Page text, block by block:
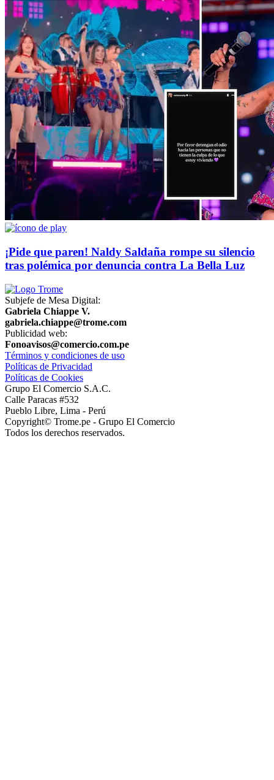
¡Pide que paren! Naldy Saldaña rompe su silencio
tras polémica por denuncia contra La Bella Luz
Subjefe de Mesa Digital:
Gabriela Chiappe V.
gabriela.chiappe@trome.com
Publicidad web:
Fonoavisos@comercio.com.pe
Términos y condiciones de uso
Políticas de Privacidad
Políticas de Cookies
Grupo El Comercio S.A.C.
Calle Paracas #532
Pueblo Libre, Lima - Perú
Copyright© Trome.pe - Grupo El Comercio
Todos los derechos reservados.